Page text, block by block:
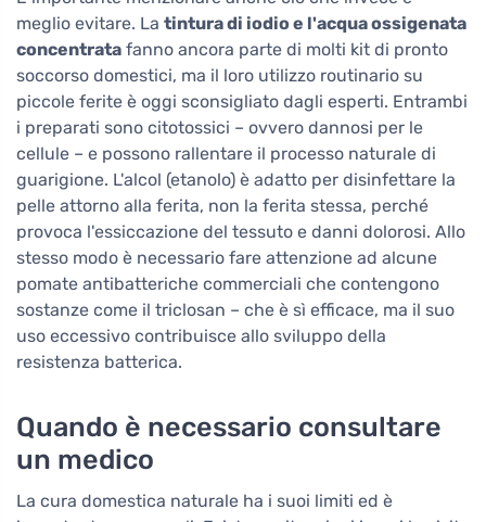
meglio evitare. La tintura di iodio e l'acqua ossigenata
concentrata fanno ancora parte di molti kit di pronto
soccorso domestici, ma il loro utilizzo routinario su
piccole ferite è oggi sconsigliato dagli esperti. Entrambi
i preparati sono citotossici – ovvero dannosi per le
cellule – e possono rallentare il processo naturale di
guarigione. L'alcol (etanolo) è adatto per disinfettare la
pelle attorno alla ferita, non la ferita stessa, perché
provoca l'essiccazione del tessuto e danni dolorosi. Allo
stesso modo è necessario fare attenzione ad alcune
pomate antibatteriche commerciali che contengono
sostanze come il triclosan – che è sì efficace, ma il suo
uso eccessivo contribuisce allo sviluppo della
resistenza batterica.
Quando è necessario consultare
un medico
La cura domestica naturale ha i suoi limiti ed è